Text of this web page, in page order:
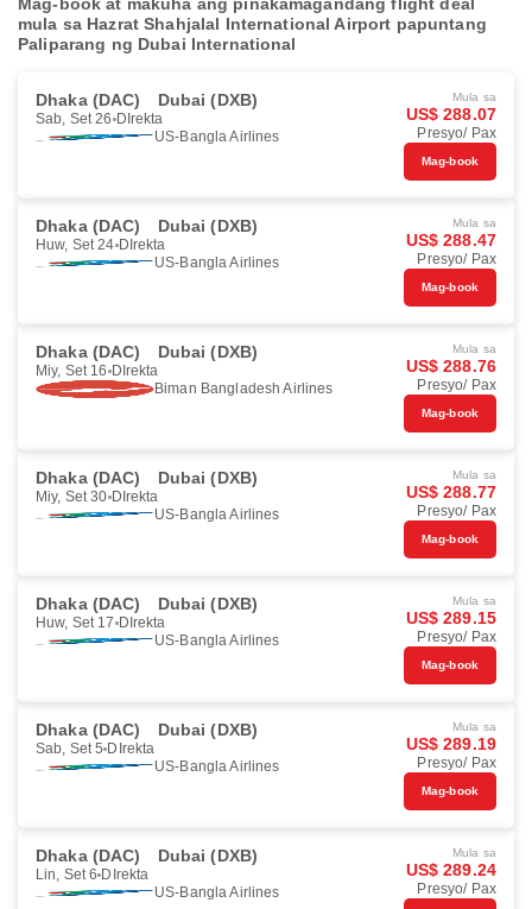
mula sa Hazrat Shahjalal International Airport papuntang
Paliparang ng Dubai International
Dhaka (DAC) Dubai (DXB)
Sab, Set 26 DIrekta
US-Bangla Airlines
Mula sa
US$ 288.07
Presyo/ Pax
Mag-book
Dhaka (DAC) Dubai (DXB)
Huw, Set 24 DIrekta
US-Bangla Airlines
Mula sa
US$ 288.47
Presyo/ Pax
Mag-book
Dhaka (DAC) Dubai (DXB)
Miy, Set 16 DIrekta
Biman Bangladesh Airlines
Mula sa
US$ 288.76
Presyo/ Pax
Mag-book
Dhaka (DAC) Dubai (DXB)
Miy, Set 30 DIrekta
US-Bangla Airlines
Mula sa
US$ 288.77
Presyo/ Pax
Mag-book
Dhaka (DAC) Dubai (DXB)
Huw, Set 17 DIrekta
US-Bangla Airlines
Mula sa
US$ 289.15
Presyo/ Pax
Mag-book
Dhaka (DAC) Dubai (DXB)
Sab, Set 5 DIrekta
US-Bangla Airlines
Mula sa
US$ 289.19
Presyo/ Pax
Mag-book
Dhaka (DAC) Dubai (DXB)
Lin, Set 6 DIrekta
US-Bangla Airlines
Mula sa
US$ 289.24
Presyo/ Pax